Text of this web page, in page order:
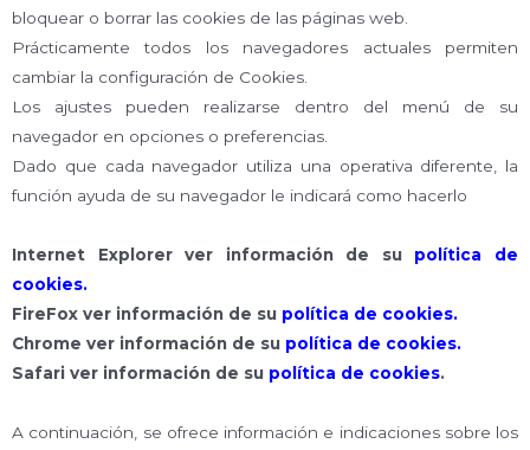
bloquear o borrar las cookies de las páginas web.
Prácticamente todos los navegadores actuales permiten
cambiar la configuración de Cookies.
Los ajustes pueden realizarse dentro del menú de su
navegador en opciones o preferencias.
Dado que cada navegador utiliza una operativa diferente, la
función ayuda de su navegador le indicará como hacerlo
Internet Explorer ver información de su política de
cookies.
FireFox ver información de su política de cookies.
Chrome ver información de su política de cookies.
Safari ver información de su política de cookies.
A continuación, se ofrece información e indicaciones sobre los